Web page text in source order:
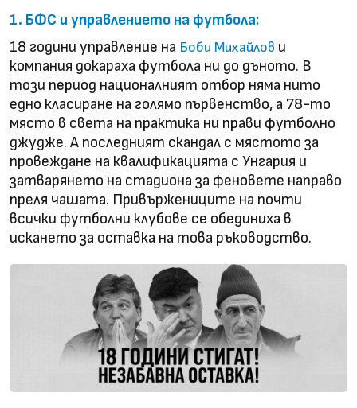
1. БФС и управлението на футбола:
18 години управление на Боби Михайлов и
компания докараха футбола ни до дъното. В
този период националният отбор няма нито
едно класиране на голямо първенство, а 78-то
място в света на практика ни прави футболно
джудже. А последният скандал с мястото за
провеждане на квалификацията с Унгария и
затварянето на стадиона за феновете направо
преля чашата. Привържениците на почти
всички футболни клубове се обединиха в
искането за оставка на това ръководство.